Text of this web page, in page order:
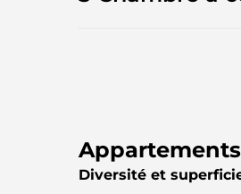
Diversité et